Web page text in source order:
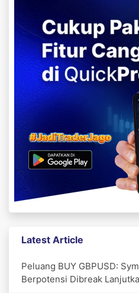
Latest Article
Peluang BUY GBPUSD:
Berpotensi Dibreak